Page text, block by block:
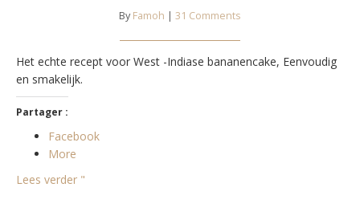
By Famoh | 31 Comments
Het echte recept voor West -Indiase bananencake, Eenvoudig
en smakelijk.
Partager :
Facebook
More
Lees verder "